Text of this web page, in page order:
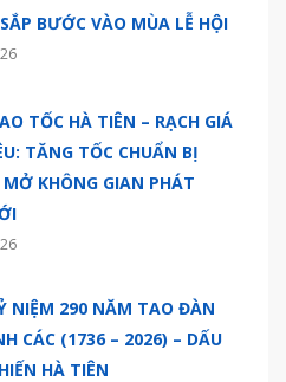
BƯỚC VÀO MÙA LỄ HỘI
TỐC HÀ TIÊN – RẠCH GIÁ
TĂNG TỐC CHUẨN BỊ
KHÔNG GIAN PHÁT
NIỆM 290 NĂM TAO ĐÀN
CÁC (1736 – 2026) – DẤU
HÀ TIÊN